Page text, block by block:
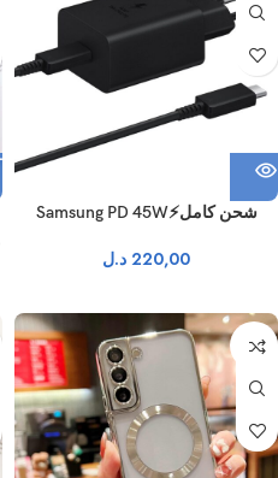
شحن كامل⚡Samsung PD 45W
220,00 د.ل
نفذ